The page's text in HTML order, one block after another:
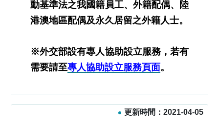
動基準法之我國籍員工、外籍配偶、陸
港澳地區配偶及永久居留之外籍人士。
※外交部設有專人協助設立服務，若有
需要請至專人協助設立服務頁面。
更新時間：2021-04-05